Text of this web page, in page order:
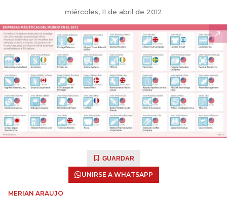
miércoles, 11 de abril de 2012
GUARDAR
UNIRSE A WHATSAPP
MERIAN ARAUJO